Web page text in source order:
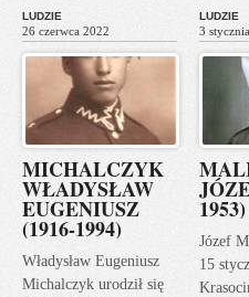
LUDZIE
26 czerwca 2022
MICHALCZYK
WŁADYSŁAW
EUGENIUSZ
(1916-1994)
Władysław Eugeniusz
Michalczyk urodził się
LUDZIE
3
1953)
Józef
15